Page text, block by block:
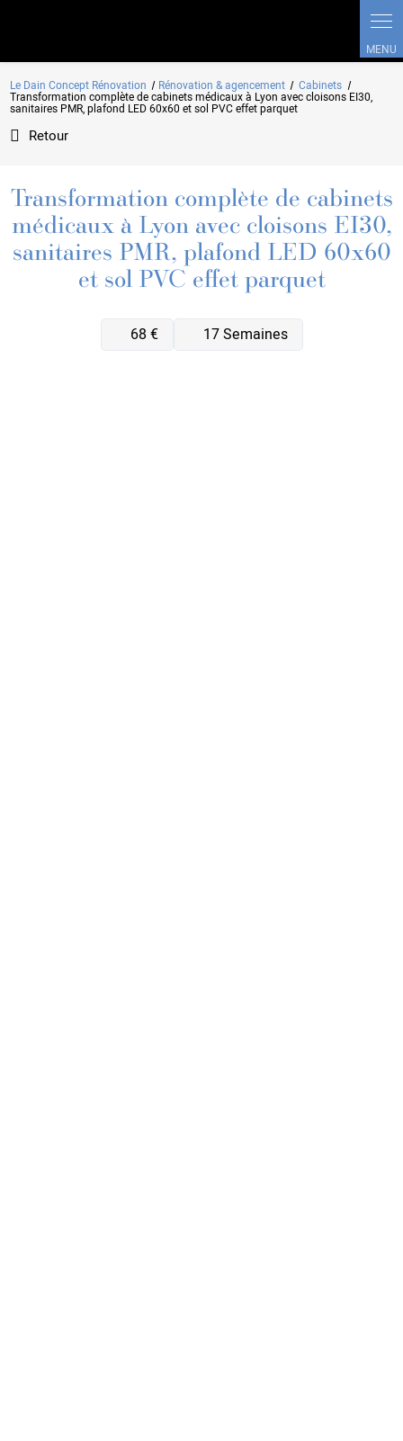
Le Dain Concept Rénovation Rénovation & agencement Cabinets
Transformation complète de cabinets médicaux à Lyon avec cloisons EI30,
sanitaires PMR, plafond LED 60x60 et sol PVC effet parquet
Retour
Transformation complète de cabinets
médicaux à Lyon avec cloisons EI30,
sanitaires PMR, plafond LED 60x60
et sol PVC effet parquet
68 € 17 Semaines